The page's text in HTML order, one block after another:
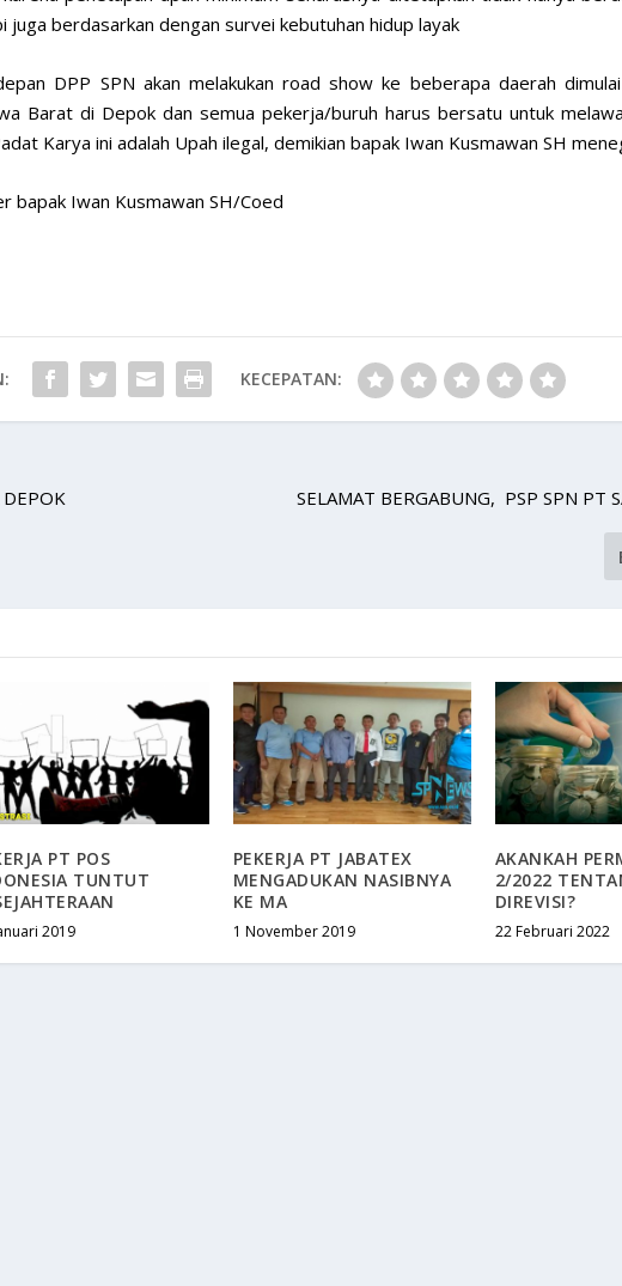
berdasarkan dengan survei kebutuhan hidup layak
DPP SPN akan melakukan road show ke beberapa daerah
Barat di Depok dan semua pekerja/buruh harus bersatu untuk
Karya ini adalah Upah ilegal, demikian bapak Iwan Kusmawan SH
bapak Iwan Kusmawan SH/Coed
KECEPATAN:
SELAMAT BERGABUNG, PSP SPN PT
PT POS
TUNTUT
2019
PEKERJA PT JABATEX
MENGADUKAN NASIBNYA
KE MA
1 November 2019
AKANKAH
2/2022
DIREVISI?
22 Februari 2022